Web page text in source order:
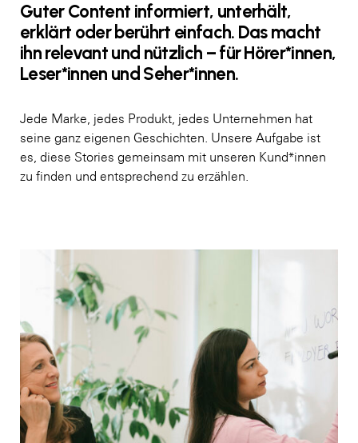
Guter Content informiert, unterhält,
erklärt oder berührt einfach. Das macht
ihn relevant und nützlich – für Hörer*innen,
Leser*innen und Seher*innen.
Jede Marke, jedes Produkt, jedes Unternehmen hat
seine ganz eigenen Geschichten. Unsere Aufgabe ist
es, diese Stories gemeinsam mit unseren Kund*innen
zu finden und entsprechend zu erzählen.